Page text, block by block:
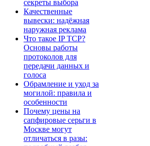
секреты выбора
Качественные
вывески: надёжная
наружная реклама
Что такое IP TCP?
Основы работы
протоколов для
передачи данных и
голоса
Обрамление и уход за
могилой: правила и
особенности
Почему цены на
сапфировые серьги в
Москве могут
отличаться в разы: